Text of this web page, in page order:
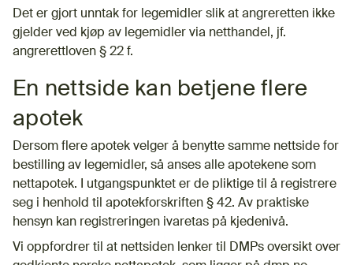
Det er gjort unntak for legemidler slik at angreretten ikke
gjelder ved kjøp av legemidler via netthandel, jf.
angrerettloven § 22 f.
En nettside kan betjene flere
apotek
Dersom flere apotek velger å benytte samme nettside for
bestilling av legemidler, så anses alle apotekene som
nettapotek. I utgangspunktet er de pliktige til å registrere
seg i henhold til apotekforskriften § 42. Av praktiske
hensyn kan registreringen ivaretas på kjedenivå.
Vi oppfordrer til at nettsiden lenker til DMPs oversikt over